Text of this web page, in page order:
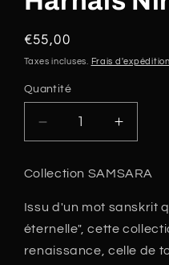
Prix
habituel
€55,00
Taxes incluses. Frais d'expédition
Quantité
Réduire
la
de
Harnais
-
laiton
la
de
Harnais
-
laiton
Collection SAMSARA
Issu d'un mot sanskrit
éternelle", cette
renaissance, celle de